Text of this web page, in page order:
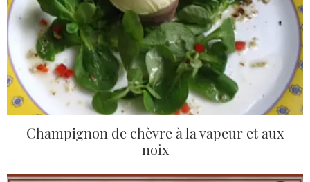
Champignon de chèvre à la vapeur et aux
noix